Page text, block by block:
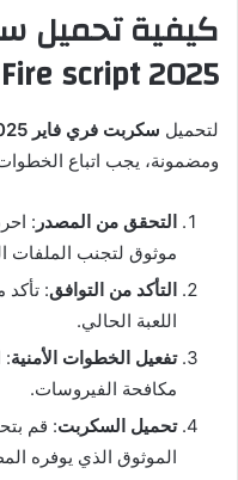
كيفية تحميل
2025 Free Fire script آخر تحديث
لتحميل سكربت فري فاير 2025 Free Fire script
ومضمونة، يجب اتباع الخطوات
التحقق من المصدر :
موثوق لتجنب الملفات
التأكد من التوافق:
اللعبة الحالي.
تفعيل الخطوات الأمنية:
مكافحة الفيروسات.
تحميل السكربت: قم
الموثوق الذي يوفره